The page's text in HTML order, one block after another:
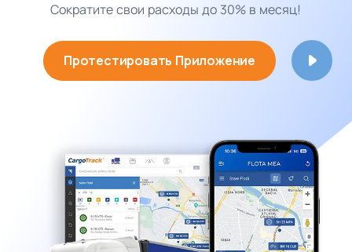
Сократите свои расходы до 30% в месяц!
Протестировать Приложение